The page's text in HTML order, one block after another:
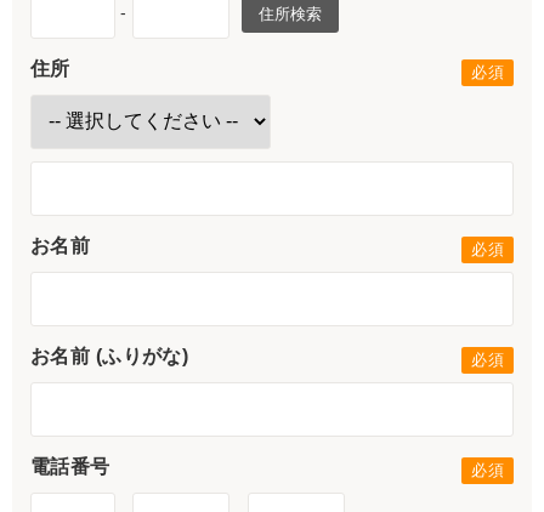
- 住所検索
住所
お名前
お名前 (ふりがな)
電話番号